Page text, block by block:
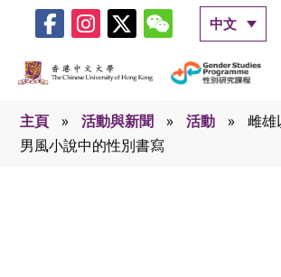
中文
主頁 » 活動與新聞 » 活動 »
雌
男風小說中的性別書寫